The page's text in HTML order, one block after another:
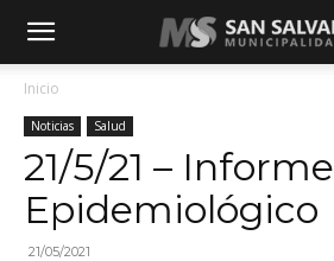
Inicio
Noticias Salud
21/5/21 – Informe
Epidemiológico
21/05/2021